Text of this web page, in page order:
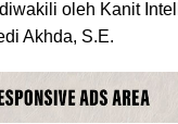
oleh Kanit
Akhda, S.E.